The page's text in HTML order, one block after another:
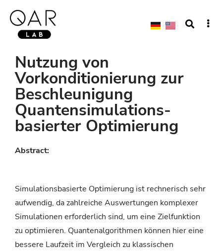
Nutzung von
Vorkonditionierung zur
Beschleunigung
Quantensimulations-
basierter Optimierung
Abstract:
Simulationsbasierte Optimierung ist rechnerisch sehr
aufwendig, da zahlreiche Auswertungen komplexer
Simulationen erforderlich sind, um eine Zielfunktion
zu optimieren. Quantenalgorithmen können hier eine
bessere Laufzeit im Vergleich zu klassischen